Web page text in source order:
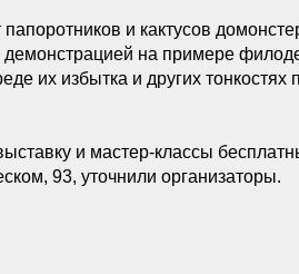
и кактусов
на примере
их избытка и других тонкостях
и мастер-классы
93, уточнили организаторы.